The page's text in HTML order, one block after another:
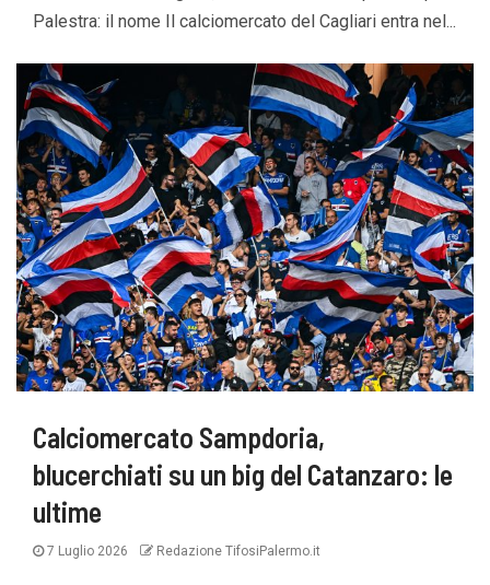
Palestra: il nome Il calciomercato del Cagliari entra nel...
Calciomercato Sampdoria,
blucerchiati su un big del Catanzaro: le
ultime
7 Luglio 2026 Redazione TifosiPalermo.it